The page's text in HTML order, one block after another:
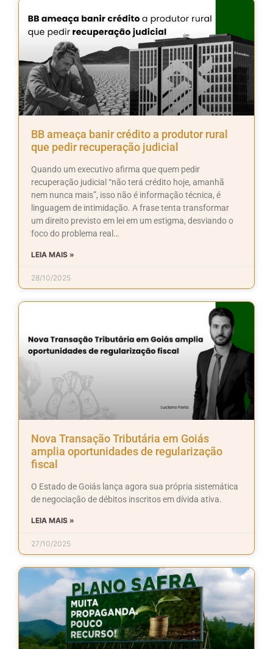
BB ameaça banir crédito a produtor rural
que pedir recuperação judicial
Quando um executivo afirma que quem pedir
recuperação judicial “não terá crédito hoje, amanhã
nem nunca mais”, isso não é informação técnica, é
linguagem de intimidação. A frase tenta transformar
um direito previsto em lei em um estigma, desviando o
foco do problema real…
LEIA MAIS »
28/10/2025
Nova Transação Tributária em Goiás
amplia oportunidades de regularização
fiscal
O Estado de Goiás lança agora sua própria sistemática
de negociação de débitos inscritos em dívida ativa.
LEIA MAIS »
27/10/2025